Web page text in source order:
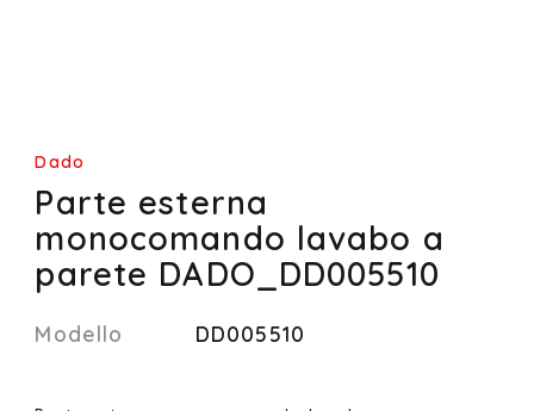
Dado
Parte esterna
monocomando lavabo a
parete DADO_DD005510
Modello DD005510